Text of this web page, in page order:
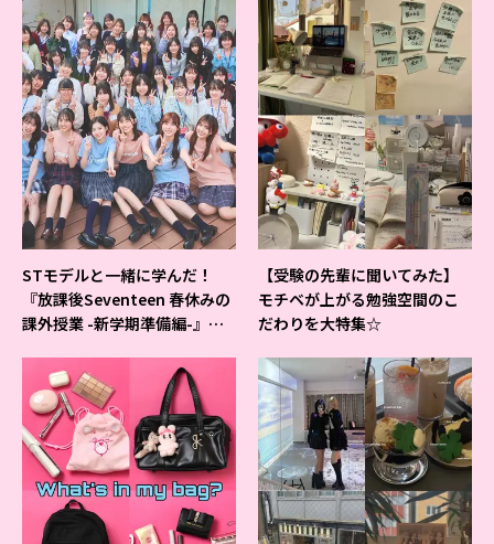
STモデルと一緒に学んだ！
『放課後Seventeen 春休みの
課外授業 -新学期準備編-』イ
【受験の先輩に聞いてみた】
モチベが上がる勉強空間のこ
だわりを大特集☆